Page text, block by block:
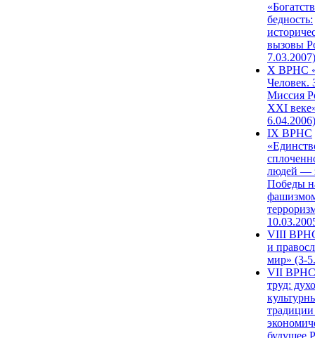
бедность:
вызовы
7.03.2007)
X ВРНС
Человек.
Миссия
XXI
6.04.2006)
IX ВРНС
людей —
Победы
VIII
и
мир» (3-
VII ВРНС
труд:
будущее